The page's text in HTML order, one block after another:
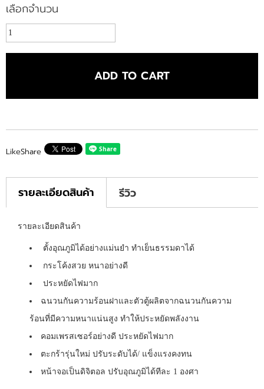
เลือกจำนวน
ADD TO CART
LikeShare
รายละเอียดสินค้า รีวิว
รายละเอียดสินค้า
ตั้งอุณภูมิได้อย่างแม่นยำ ทำเย็นธรรมดาได้
กระโค้งสวย หนาอย่างดี
ประหยัดไฟมาก
ฉนวนกันความร้อนฝาและตัวตู้ผลิตจากฉนวนกันความ
ร้อนที่มีความหนาแน่นสูง ทำให้ประหยัดพลังงาน
คอมเพรสเซอร์อย่างดี ประหยัดไฟมาก
ตะกร้ารุ่นใหม่ ปรับระดับได้/ แข็งแรงคงทน
หน้าจอเป็นดิจิตอล ปรับอุณภูมิได้ทีละ 1 องศา